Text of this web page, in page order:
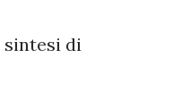
sintesi di